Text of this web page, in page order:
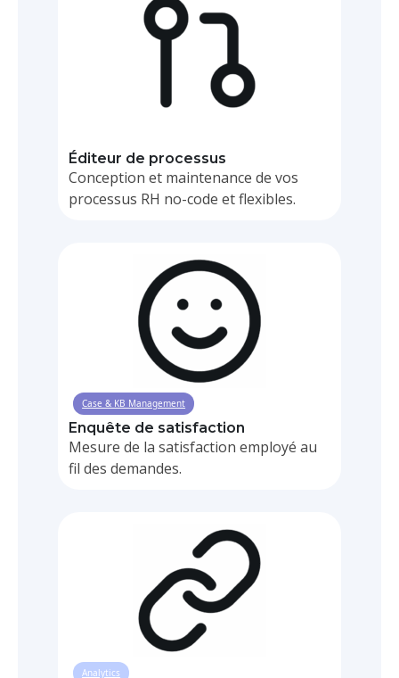
Éditeur de processus
Conception et maintenance de vos
processus RH no-code et flexibles.
Case & KB Management
Enquête de satisfaction
Mesure de la satisfaction employé au
fil des demandes.
Analytics